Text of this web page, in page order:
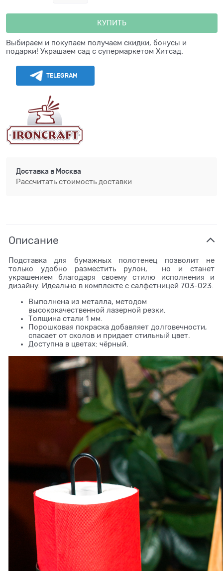
КУПИТЬ
Выбираем и покупаем получаем скидки, бонусы и
подарки! Украшаем сад с супермаркетом Хитсад.
TELEGRAM
Доставка в Москва
Рассчитать стоимость доставки
Описание
Подставка для бумажных полотенец позволит не
только удобно разместить рулон, но и станет
украшением благодаря своему стилю исполнения и
дизайну. Идеально в комплекте с салфетницей 703-023.
Выполнена из металла, методом
высококачественной лазерной резки.
Толщина стали 1 мм.
Порошковая покраска добавляет долговечности,
спасает от сколов и придает стильный цвет.
Доступна в цветах: чёрный.